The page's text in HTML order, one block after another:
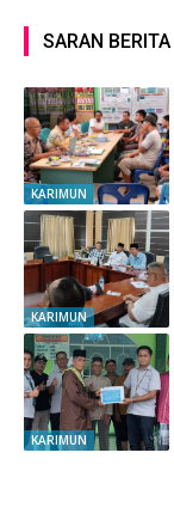
SARAN BERITA
KARIMUN
KARIMUN
KARIMUN